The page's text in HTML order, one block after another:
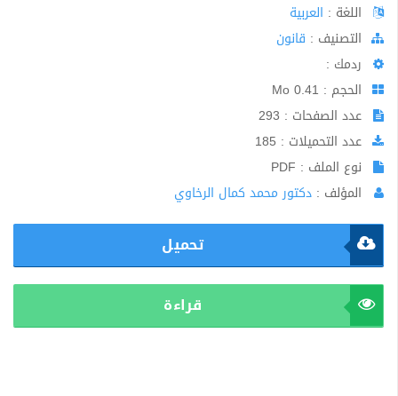
اللغة : العربية
اﻟﺘﺼﻨﻴﻒ : قانون
ردمك :
الحجم : 0.41 Mo
عدد الصفحات : 293
عدد التحميلات : 185
نوع الملف : PDF
المؤلف : دكتور محمد كمال الرخاوي
تحميل
قراءة